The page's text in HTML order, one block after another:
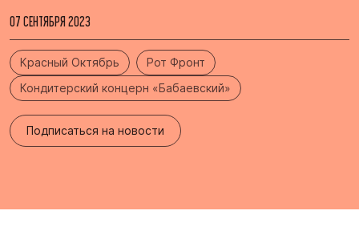
07 СЕНТЯБРЯ 2023
Красный Октябрь
Рот Фронт
Кондитерский концерн «Бабаевский»
Подписаться на новости